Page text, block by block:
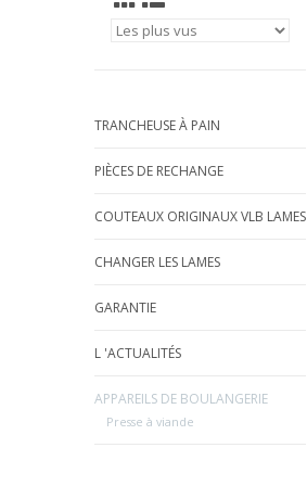
TRANCHEUSE À PAIN
PIÈCES DE RECHANGE
COUTEAUX ORIGINAUX VLB LAMES
CHANGER LES LAMES
GARANTIE
L 'ACTUALITÉS
APPAREILS DE BOULANGERIE
Presse à viande